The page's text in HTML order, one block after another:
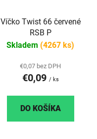
Víčko Twist 66 červené
RSB P
Skladem (4267 ks)
€0,07 bez DPH
€0,09 / ks
DO KOŠÍKA